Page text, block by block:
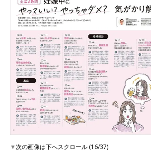
▼次の画像は下へスクロール (16/37)